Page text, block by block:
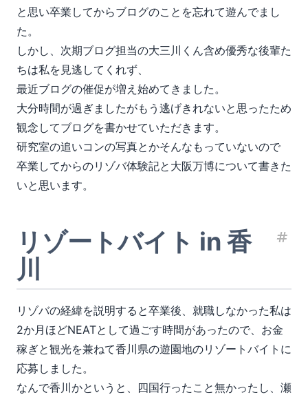
と思い卒業してからブログのことを忘れて遊んでまし
た。
しかし、次期ブログ担当の大三川くん含め優秀な後輩た
ちは私を見逃してくれず、
最近ブログの催促が増え始めてきました。
大分時間が過ぎましたがもう逃げきれないと思ったため
観念してブログを書かせていただきます。
研究室の追いコンの写真とかそんなもっていないので
卒業してからのリゾバ体験記と大阪万博について書きた
いと思います。
リゾートバイト in 香
川
リゾバの経緯を説明すると卒業後、就職しなかった私は
2か月ほどNEATとして過ごす時間があったので、お金
稼ぎと観光を兼ねて香川県の遊園地のリゾートバイトに
応募しました。
なんで香川かというと、四国行ったこと無かったし、瀬